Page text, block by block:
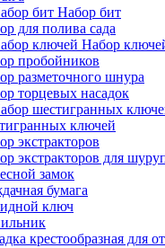
Набор бит
для полива сада
Набор
пробойников
разметочного шнура
торцевых насадок
ключей
экстракторов
экстракторов для
замок
бумага
ключ
крестообразная для